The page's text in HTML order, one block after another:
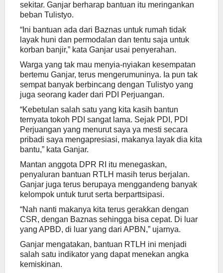
sekitar. Ganjar berharap bantuan itu meringankan
beban Tulistyo.
“Ini bantuan ada dari Baznas untuk rumah tidak
layak huni dan permodalan dan tentu saja untuk
korban banjir,” kata Ganjar usai penyerahan.
Warga yang tak mau menyia-nyiakan kesempatan
bertemu Ganjar, terus mengerumuninya. Ia pun tak
sempat banyak berbincang dengan Tulistyo yang
juga seorang kader dari PDI Perjuangan.
“Kebetulan salah satu yang kita kasih bantun
ternyata tokoh PDI sangat lama. Sejak PDI, PDI
Perjuangan yang menurut saya ya mesti secara
pribadi saya mengapresiasi, makanya layak dia kita
bantu,” kata Ganjar.
Mantan anggota DPR RI itu menegaskan,
penyaluran bantuan RTLH masih terus berjalan.
Ganjar juga terus berupaya menggandeng banyak
kelompok untuk turut serta berparttsipasi.
“Nah nanti makanya kita terus gerakkan dengan
CSR, dengan Baznas sehingga bisa cepat. Di luar
yang APBD, di luar yang dari APBN,” ujarnya.
Ganjar mengatakan, bantuan RTLH ini menjadi
salah satu indikator yang dapat menekan angka
kemiskinan.